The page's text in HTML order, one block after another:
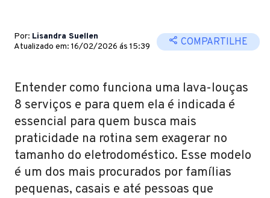
Por: Lisandra Suellen
Atualizado em: 16/02/2026 ás 15:39
COMPARTILHE
Entender como funciona uma lava-louças
8 serviços e para quem ela é indicada é
essencial para quem busca mais
praticidade na rotina sem exagerar no
tamanho do eletrodoméstico. Esse modelo
é um dos mais procurados por famílias
pequenas, casais e até pessoas que